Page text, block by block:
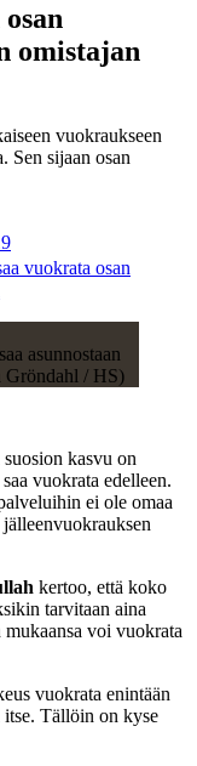
omistajan
vuokraukseen
Sen sijaan osan
vuokrata osan
asunnostaan
Gröndahl / HS)
kasvu on
vuokrata edelleen.
ei ole omaa
kertoo, että koko
tarvitaan aina
voi vuokrata
vuokrata enintään
itse. Tällöin on kyse